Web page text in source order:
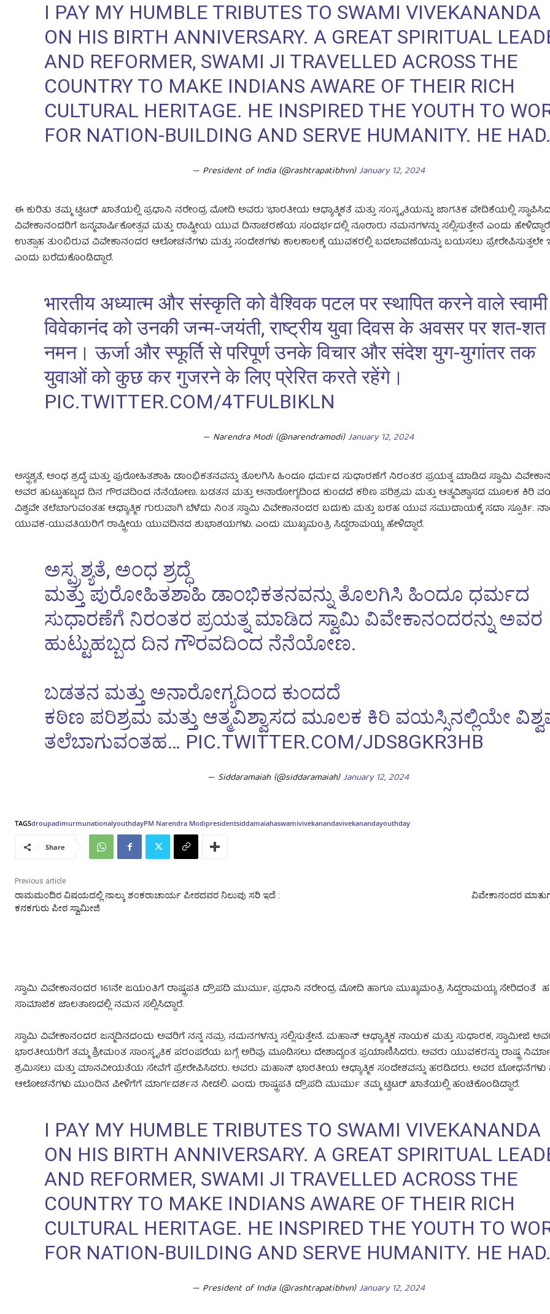
I PAY MY HUMBLE TRIBUTES TO SWAMI VIVEKANANDA
ON HIS BIRTH ANNIVERSARY. A GREAT SPIRITUAL
AND REFORMER, SWAMI JI TRAVELLED ACROSS THE
COUNTRY TO MAKE INDIANS AWARE OF THEIR RICH
CULTURAL HERITAGE. HE INSPIRED THE YOUTH TO
FOR NATION-BUILDING AND SERVE HUMANITY. HE
— President of India (@rashtrapatibhvn)January 12, 2024
ಈ ಕುರಿತು ತಮ್ಮ ಟ್ವಿಟರ್‌ ಖಾತೆಯಲ್ಲಿ ಪ್ರಧಾನಿ ನರೇಂದ್ರ ಮೋದಿ ಅವರು ‘ಭಾರತೀಯ ಆಧ್ಯಾತ್ಮಿಕತೆ ಮತ್ತು ಸಂಸ್ಕೃತಿಯನ್ನು ಜಾಗತಿಕ ವೇದಿಕೆಯಲ್ಲಿ
ವಿವೇಕಾನಂದರಿಗೆ ಜನ್ಮವಾರ್ಷಿಕೋತ್ಸವ ಮತ್ತು ರಾಷ್ಟ್ರೀಯ ಯುವ ದಿನಾಚರಣೆಯ ಸಂದರ್ಭದಲ್ಲಿ ನೂರಾರು ನಮನಗಳನ್ನು ಸಲ್ಲಿಸುತ್ತೇನೆ ಎಂದು ಹೇಳಿದ್ದಾರೆ.
ಉತ್ಸಾಹ ತುಂಬಿರುವ ವಿವೇಕಾನಂದರ ಆಲೋಚನೆಗಳು ಮತ್ತು ಸಂದೇಶಗಳು ಕಾಲಕಾಲಕ್ಕೆ ಯುವಕರಲ್ಲಿ ಬದಲಾವಣೆಯನ್ನು ಬಯಸಲು ಪ್ರೇರೇಪಿಸುತ್ತಲೇ
ಎಂದು ಬರೆದುಕೊಂಡಿದ್ದಾರೆ.
भारतीय अध्यात्म और संस्कृति को वैश्विक पटल पर स्थापित करने वाले स्वामी
विवेकानंद को उनकी जन्म-जयंती, राष्ट्रीय युवा दिवस के अवसर पर शत-शत
नमन। ऊर्जा और स्फूर्ति से परिपूर्ण उनके विचार और संदेश युग-युगांतर तक
युवाओं को कुछ कर गुजरने के लिए प्रेरित करते रहेंगे।
PIC.TWITTER.COM/4TFULBIKLN
— Narendra Modi (@narendramodi)January 12, 2024
ಅಸ್ಪ್ರಶ್ಯತೆ,‌ ಅಂಧ ಶ್ರದ್ಧೆ ಮತ್ತು ಪುರೋಹಿತಶಾಹಿ ಡಾಂಭಿಕತನವನ್ನು ತೊಲಗಿಸಿ ಹಿಂದೂ ಧರ್ಮದ ಸುಧಾರಣೆಗೆ ನಿರಂತರ ಪ್ರಯತ್ನ ಮಾಡಿದ ಸ್ವಾಮಿ
ಅವರ ಹುಟ್ಟುಹಬ್ಬದ ದಿನ ಗೌರವದಿಂದ ನೆನೆಯೋಣ. ಬಡತನ ಮತ್ತು ಅನಾರೋಗ್ಯದಿಂದ ಕುಂದದೆ ಕಠಿಣ ಪರಿಶ್ರಮ ಮತ್ತು ಆತ್ಮವಿಶ್ವಾಸದ ಮೂಲಕ ಕಿರಿ
ವಿಶ್ವವೇ ತಲೆಬಾಗುವಂತಹ ಆಧ್ಯಾತ್ಮಿಕ ಗುರುವಾಗಿ ಬೆಳೆದು ನಿಂತ ಸ್ವಾಮಿ ವಿವೇಕಾನಂದರ ಬದುಕು ಮತ್ತು ಬರಹ ಯುವ ಸಮುದಾಯಕ್ಕೆ ಸದಾ ಸ್ಪೂರ್ತಿ.
ಯುವಕ-ಯುವತಿಯರಿಗೆ ರಾಷ್ಟ್ರೀಯ ಯುವದಿನದ ಶುಭಾಶಯಗಳು. ಎಂದು ಮುಖ್ಯಮಂತ್ರಿ ಸಿದ್ದರಾಮಯ್ಯ ಹೇಳಿದ್ದಾರೆ.
ಅಸ್ಪ್ರಶ್ಯತೆ,‌ ಅಂಧ ಶ್ರದ್ಧೆ
ಮತ್ತು ಪುರೋಹಿತಶಾಹಿ ಡಾಂಭಿಕತನವನ್ನು ತೊಲಗಿಸಿ ಹಿಂದೂ ಧರ್ಮದ
ಸುಧಾರಣೆಗೆ ನಿರಂತರ ಪ್ರಯತ್ನ ಮಾಡಿದ ಸ್ವಾಮಿ ವಿವೇಕಾನಂದರನ್ನು ಅವರ
ಹುಟ್ಟುಹಬ್ಬದ ದಿನ ಗೌರವದಿಂದ ನೆನೆಯೋಣ.
ಬಡತನ ಮತ್ತು ಅನಾರೋಗ್ಯದಿಂದ ಕುಂದದೆ
ಕಠಿಣ ಪರಿಶ್ರಮ ಮತ್ತು ಆತ್ಮವಿಶ್ವಾಸದ ಮೂಲಕ ಕಿರಿ ವಯಸ್ಸಿನಲ್ಲಿಯೇ
ತಲೆಬಾಗುವಂತಹ… PIC.TWITTER.COM/JDS8GKR3HB
— Siddaramaiah (@siddaramaiah)January 12, 2024
TAGSdroupadimurmunationalyouthdayPM Narendra Modipresidentsiddamaiahaswamivivekanandavivekanandayouthday
Share
Previous article
ರಾಮಮಂದಿರ ವಿಷಯದಲ್ಲಿ ನಾಲ್ಕು ಶಂಕರಾಚಾರ್ಯ ಪೀಠದವರ ನಿಲುವು ಸರಿ ಇದೆ :
ಕನಕಗುರು ಪೀಠ ಸ್ವಾಮೀಜಿ
ವಿವೇಕಾನಂದರ
ಸ್ವಾಮಿ ವಿವೇಕಾನಂದರ 161ನೇ ಜಯಂತಿಗೆ ರಾಷ್ಟ್ರಪತಿ ದ್ರೌಪದಿ ಮುರ್ಮು, ಪ್ರಧಾನಿ ನರೇಂದ್ರ ಮೋದಿ ಹಾಗೂ ಮುಖ್ಯಮಂತ್ರಿ ಸಿದ್ದರಾಮಯ್ಯ ಸೇರಿದಂತೆ
ಸಾಮಾಜಿಕ ಜಾಲತಾಣದಲ್ಲಿ ನಮನ ಸಲ್ಲಿಸಿದ್ದಾರೆ.
ಸ್ವಾಮಿ ವಿವೇಕಾನಂದರ ಜನ್ಮದಿನದಂದು ಅವರಿಗೆ ನನ್ನ ನಮ್ರ ನಮನಗಳನ್ನು ಸಲ್ಲಿಸುತ್ತೇನೆ. ಮಹಾನ್ ಆಧ್ಯಾತ್ಮಿಕ ನಾಯಕ ಮತ್ತು ಸುಧಾರಕ, ಸ್ವಾಮೀಜಿ
ಭಾರತೀಯರಿಗೆ ತಮ್ಮ ಶ್ರೀಮಂತ ಸಾಂಸ್ಕೃತಿಕ ಪರಂಪರೆಯ ಬಗ್ಗೆ ಅರಿವು ಮೂಡಿಸಲು ದೇಶಾದ್ಯಂತ ಪ್ರಯಾಣಿಸಿದರು. ಅವರು ಯುವಕರನ್ನು ರಾಷ್ಟ್ರ
ಶ್ರಮಿಸಲು ಮತ್ತು ಮಾನವೀಯತೆಯ ಸೇವೆಗೆ ಪ್ರೇರೇಪಿಸಿದರು. ಅವರು ಮಹಾನ್ ಭಾರತೀಯ ಆಧ್ಯಾತ್ಮಿಕ ಸಂದೇಶವನ್ನು ಹರಡಿದರು. ಅವರ ಬೋಧನೆಗಳು
ಆಲೋಚನೆಗಳು ಮುಂದಿನ ಪೀಳಿಗೆಗೆ ಮಾರ್ಗದರ್ಶನ ನೀಡಲಿ. ಎಂದು ರಾಷ್ಟ್ರಪತಿ ದ್ರೌಪದಿ ಮುರ್ಮು ತಮ್ಮ ಟ್ವಿಟರ್‌ ಖಾತೆಯಲ್ಲಿ ಹಂಚಿಕೊಂಡಿದ್ದಾರೆ.
I PAY MY HUMBLE TRIBUTES TO SWAMI VIVEKANANDA
ON HIS BIRTH ANNIVERSARY. A GREAT SPIRITUAL
AND REFORMER, SWAMI JI TRAVELLED ACROSS THE
COUNTRY TO MAKE INDIANS AWARE OF THEIR RICH
CULTURAL HERITAGE. HE INSPIRED THE YOUTH TO
FOR NATION-BUILDING AND SERVE HUMANITY. HE
— President of India (@rashtrapatibhvn)January 12, 2024